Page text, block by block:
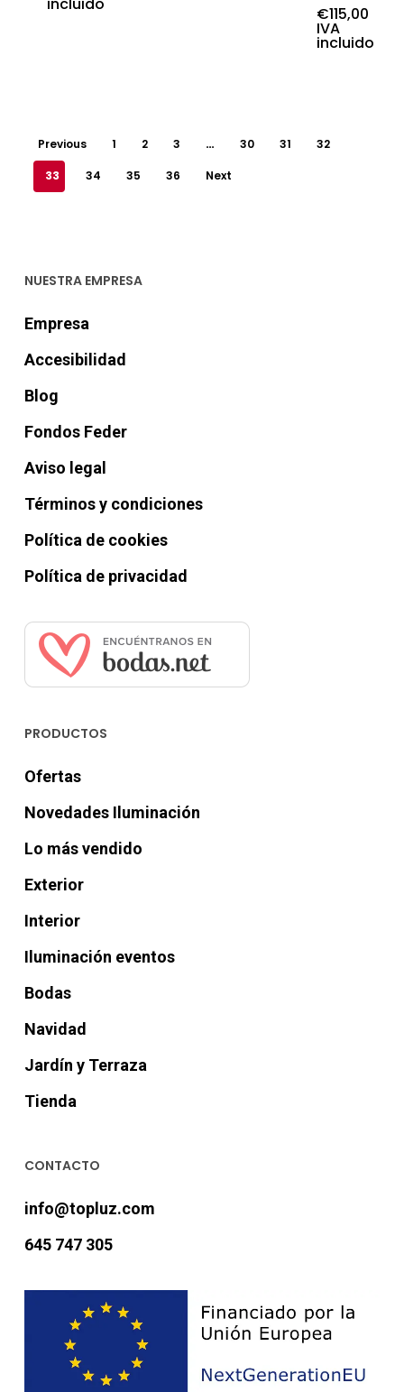
€115,00
IVA
incluido
Previous 1 2 3 … 30 31 32
33 34 35 36 Next
NUESTRA EMPRESA
Empresa
Accesibilidad
Blog
Fondos Feder
Aviso legal
Términos y condiciones
Política de cookies
Política de privacidad
PRODUCTOS
Ofertas
Novedades Iluminación
Lo más vendido
Exterior
Interior
Iluminación eventos
Bodas
Navidad
Jardín y Terraza
Tienda
CONTACTO
info@topluz.com
645 747 305